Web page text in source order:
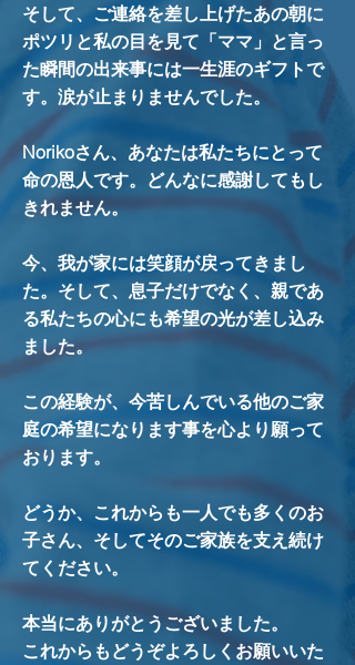
そして、ご連絡を差し上げたあの朝に
ポツリと私の目を見て「ママ」と言っ
た瞬間の出来事には一生涯のギフトで
す。涙が止まりませんでした。
Norikoさん、あなたは私たちにとって
命の恩人です。どんなに感謝してもし
きれません。
今、我が家には笑顔が戻ってきまし
た。そして、息子だけでなく、親であ
る私たちの心にも希望の光が差し込み
ました。
この経験が、今苦しんでいる他のご家
庭の希望になります事を心より願って
おります。
どうか、これからも一人でも多くのお
子さん、そしてそのご家族を支え続け
てください。
本当にありがとうございました。
これからもどうぞよろしくお願いいた